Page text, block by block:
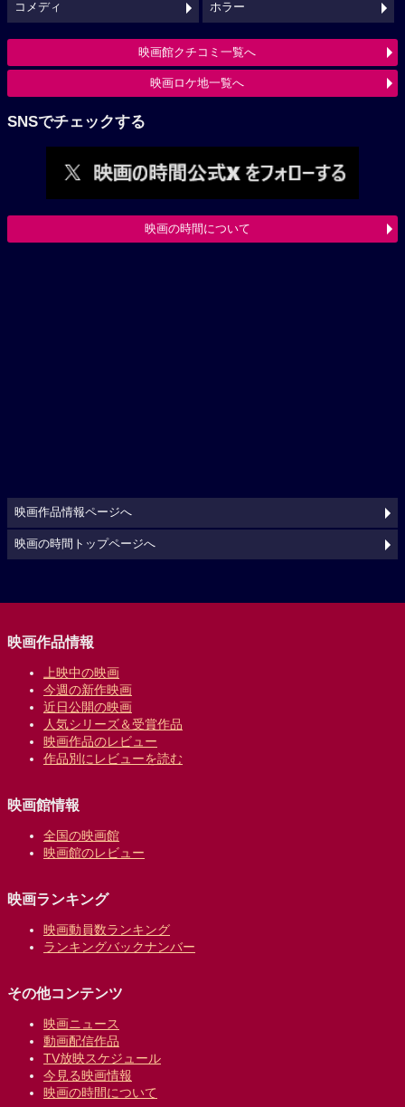
コメディ ホラー
映画館クチコミ一覧へ
映画ロケ地一覧へ
SNSでチェックする
映画の時間について
映画作品情報ページへ
映画の時間トップページへ
映画作品情報
上映中の映画
今週の新作映画
近日公開の映画
人気シリーズ＆受賞作品
映画作品のレビュー
作品別にレビューを読む
映画館情報
全国の映画館
映画館のレビュー
映画ランキング
映画動員数ランキング
ランキングバックナンバー
その他コンテンツ
映画ニュース
動画配信作品
TV放映スケジュール
今見る映画情報
映画の時間について